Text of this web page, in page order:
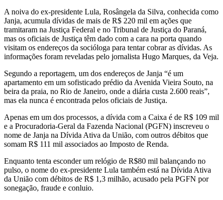
A noiva do ex-presidente Lula, Rosângela da Silva, conhecida como
Janja, acumula dívidas de mais de R$ 220 mil em ações que
tramitaram na Justiça Federal e no Tribunal de Justiça do Paraná,
mas os oficiais de Justiça têm dado com a cara na porta quando
visitam os endereços da socióloga para tentar cobrar as dívidas. As
informações foram reveladas pelo jornalista Hugo Marques, da Veja.
Segundo a reportagem, um dos endereços de Janja “é um
apartamento em um sofisticado prédio da Avenida Vieira Souto, na
beira da praia, no Rio de Janeiro, onde a diária custa 2.600 reais”,
mas ela nunca é encontrada pelos oficiais de Justiça.
Apenas em um dos processos, a dívida com a Caixa é de R$ 109 mil
e a Procuradoria-Geral da Fazenda Nacional (PGFN) inscreveu o
nome de Janja na Dívida Ativa da União, com outros débitos que
somam R$ 111 mil associados ao Imposto de Renda.
Enquanto tenta esconder um relógio de R$80 mil balançando no
pulso, o nome do ex-presidente Lula também está na Dívida Ativa
da União com débitos de R$ 1,3 milhão, acusado pela PGFN por
sonegação, fraude e conluio.